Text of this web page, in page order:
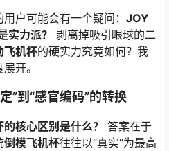
用户可能会有一个疑问： JOY
实力派？
剥离掉吸引眼球的二
飞机杯的硬实力究竟如何？我
开。
”到“感官编码”的转换
核心区别是什么？
答案在于
倒模飞机杯往往以“真实”为最高